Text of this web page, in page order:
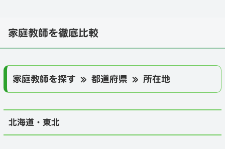
家庭教師を徹底比較
家庭教師を探す » 都道府県 » 所在地
北海道・東北